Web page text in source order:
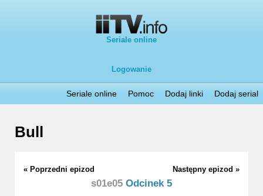
Seriale online
Logowanie
Seriale online Pomoc Dodaj linki Dodaj serial
Bull
« Poprzedni epizod Następny epizod »
s01e05 Odcinek 5